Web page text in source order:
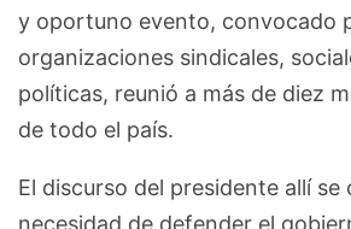
y oportuno evento, convocado
organizaciones sindicales,
políticas, reunió a más de diez
de todo el país.
El discurso del presidente allí se
necesidad de defender el